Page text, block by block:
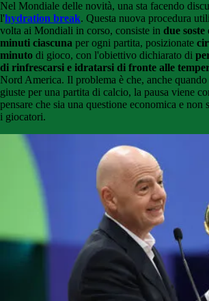
Nel Mondiale delle novità, una sta facendo
l'hydration break. Questa nuova procedura
volta ai Mondiali in corso, consiste in due
minuti ciascuna per ogni partita, posizionate
minuto di gioco, con l'obiettivo dichiarato di
di rinfrescarsi e idratarsi di fronte alle
Nord America. Il problema è che, anche quando
giuste per una partita di calcio, la pausa viene
pensare che sia una questione economica e non
i giocatori.